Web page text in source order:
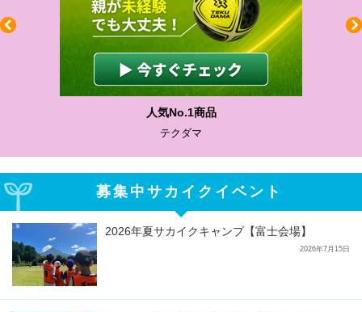
わかりやすい質問に沿って書ける
サカイクサッカーノート
募集中サカイクイベント
2026年夏サカイクキャンプ【富士会場】
2026年7月15日